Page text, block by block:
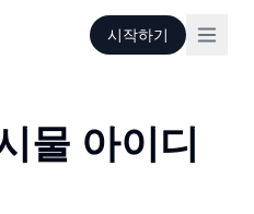
시작하기
물 아이디